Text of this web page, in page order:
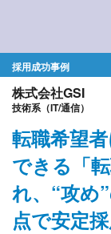
採用成功事例
株式会社GSI
技術系（IT/通信）
転職希望
できる「
れ、“攻め
点で安定